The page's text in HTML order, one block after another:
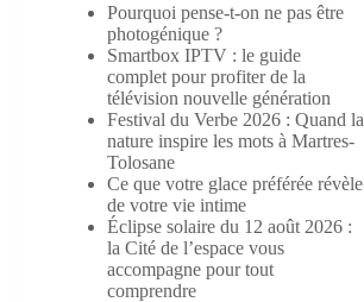
Pourquoi pense-t-on ne pas être
photogénique ?
Smartbox IPTV : le guide
complet pour profiter de la
télévision nouvelle génération
Festival du Verbe 2026 : Quand la
nature inspire les mots à Martres-
Tolosane
Ce que votre glace préférée révèle
de votre vie intime
Éclipse solaire du 12 août 2026 :
la Cité de l’espace vous
accompagne pour tout
comprendre